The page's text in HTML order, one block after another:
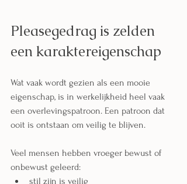
Pleasegedrag is zelden
een karaktereigenschap
Wat vaak wordt gezien als een mooie
eigenschap, is in werkelijkheid heel vaak
een overlevingspatroon. Een patroon dat
ooit is ontstaan om veilig te blijven.
Veel mensen hebben vroeger bewust of
onbewust geleerd:
stil zijn is veilig